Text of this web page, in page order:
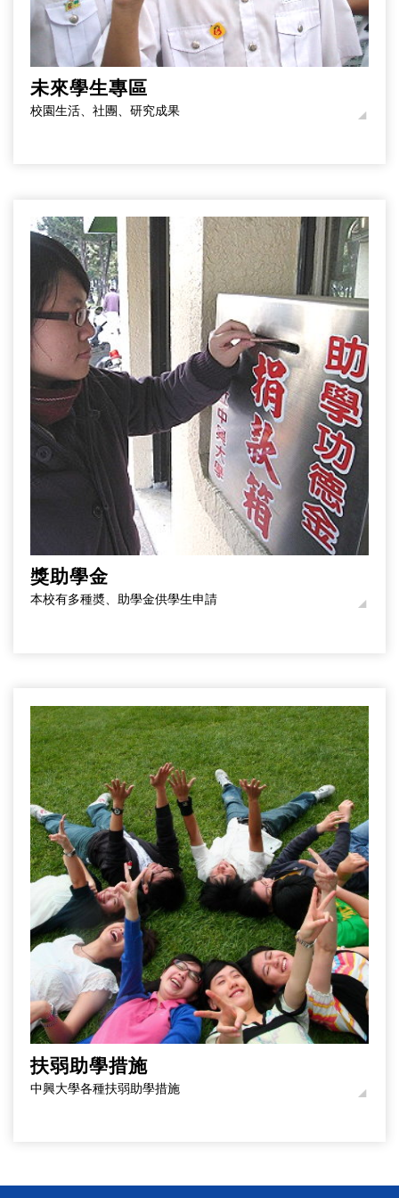
未來學生專區
校園生活、社團、研究成果
獎助學金
本校有多種奬、助學金供學生申請
扶弱助學措施
中興大學各種扶弱助學措施